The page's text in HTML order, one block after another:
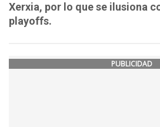
Xerxia, por lo que se ilusiona
playoffs.
PUBLICIDAD